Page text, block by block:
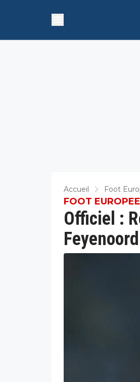
Accueil Foot
Officiel :
Feyenoord
FOOT